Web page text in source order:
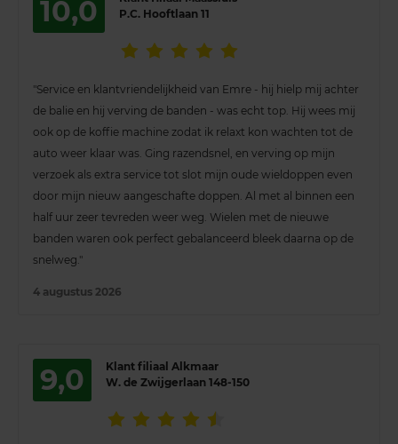
10,0
P.C. Hooftlaan 11
"Service en klantvriendelijkheid van Emre - hij hielp mij achter
de balie en hij verving de banden - was echt top. Hij wees mij
ook op de koffie machine zodat ik relaxt kon wachten tot de
auto weer klaar was. Ging razendsnel, en verving op mijn
verzoek als extra service tot slot mijn oude wieldoppen even
door mijn nieuw aangeschafte doppen. Al met al binnen een
half uur zeer tevreden weer weg. Wielen met de nieuwe
banden waren ook perfect gebalanceerd bleek daarna op de
snelweg."
4 augustus 2026
9,0
Klant filiaal Alkmaar
W. de Zwijgerlaan 148-150